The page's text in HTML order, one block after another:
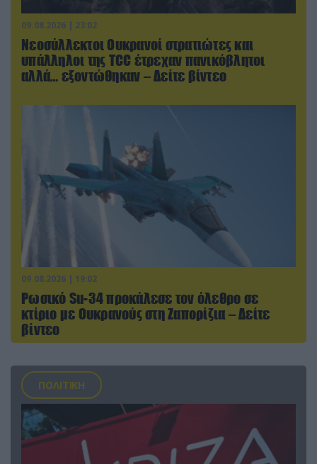
09.08.2026 | 23:02
Νεοσύλλεκτοι Ουκρανοί στρατιώτες και
υπάλληλοι της TCC έτρεχαν πανικόβλητοι
αλλά… εξοντώθηκαν – Δείτε βίντεο
09.08.2026 | 19:02
Ρωσικό Su-34 προκάλεσε τον όλεθρο σε
κτίριο με Ουκρανούς στη Ζαπορίζια – Δείτε
βίντεο
ΠΟΛΙΤΙΚΗ